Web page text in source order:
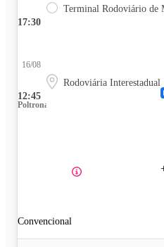
17:30
Terminal Rodoviário de
12:45
16/08
Rodoviária Interestadual
Poltrona
Convencional